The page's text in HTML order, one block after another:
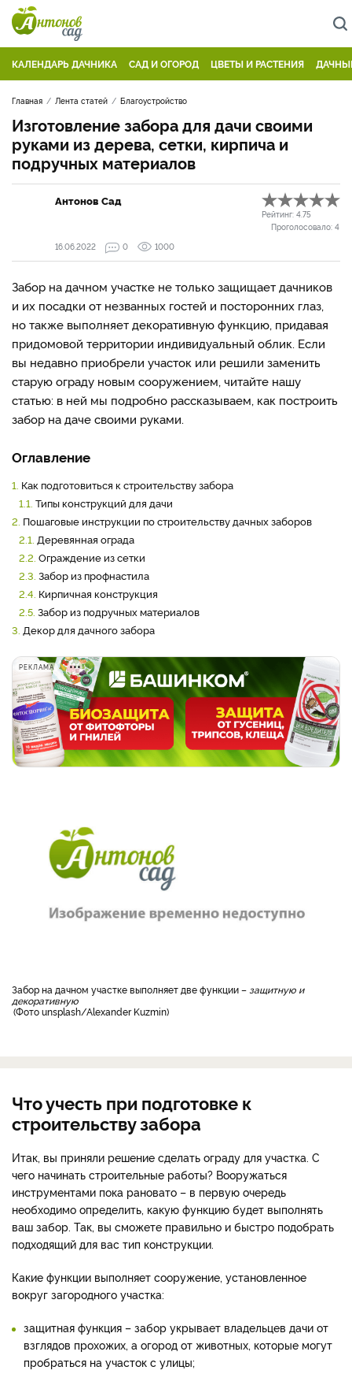
КАЛЕНДАРЬ ДАЧНИКА САД И ОГОРОД ЦВЕТЫ И РАСТЕНИЯ
Главная Лента статей Благоустройство
Изготовление забора для дачи своими
руками из дерева, сетки, кирпича и
подручных материалов
Антонов Сад
Рейтинг: 4.75
Проголосовало: 4
16.06.2022
0 1000
Забор на дачном участке не только защищает дачников
и их посадки от незванных гостей и посторонних глаз,
но также выполняет декоративную функцию, придавая
придомовой территории индивидуальный облик. Если
вы недавно приобрели участок или решили заменить
старую ограду новым сооружением, читайте нашу
статью: в ней мы подробно рассказываем, как построить
забор на даче своими руками.
Оглавление
1. Как подготовиться к строительству забора
1.1. Типы конструкций для дачи
2. Пошаговые инструкции по строительству дачных заборов
2.1. Деревянная ограда
2.2. Ограждение из сетки
2.3. Забор из профнастила
2.4. Кирпичная конструкция
2.5. Забор из подручных материалов
3. Декор для дачного забора
РЕКЛАМА
забор на дачном участке выполняет две функции –защитную и
декоративную
Фото unsplash/Alexander Kuzmin
Что учесть при подготовке к
строительству забора
Итак, вы приняли решение сделать ограду для участка. С
чего начинать строительные работы? Вооружаться
инструментами пока рановато – в первую очередь
необходимо определить, какую функцию будет выполнять
ваш забор. Так, вы сможете правильно и быстро подобрать
подходящий для вас тип конструкции.
Какие функции выполняет сооружение, установленное
вокруг загородного участка:
защитная функция – забор укрывает владельцев дачи от
взглядов прохожих, а огород от животных, которые могут
пробраться на участок с улицы;